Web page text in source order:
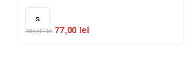
S
385,00lei 77,00 lei